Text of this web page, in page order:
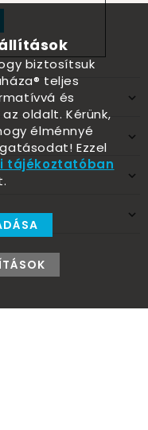
biztosítsuk
teljes
és
oldalt. Kérünk,
élménnyé
Ezzel
tájékoztatóban